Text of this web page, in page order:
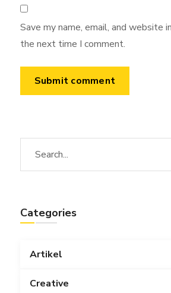
Save my name, email, and website
the next time I comment.
Categories
Artikel
Creative